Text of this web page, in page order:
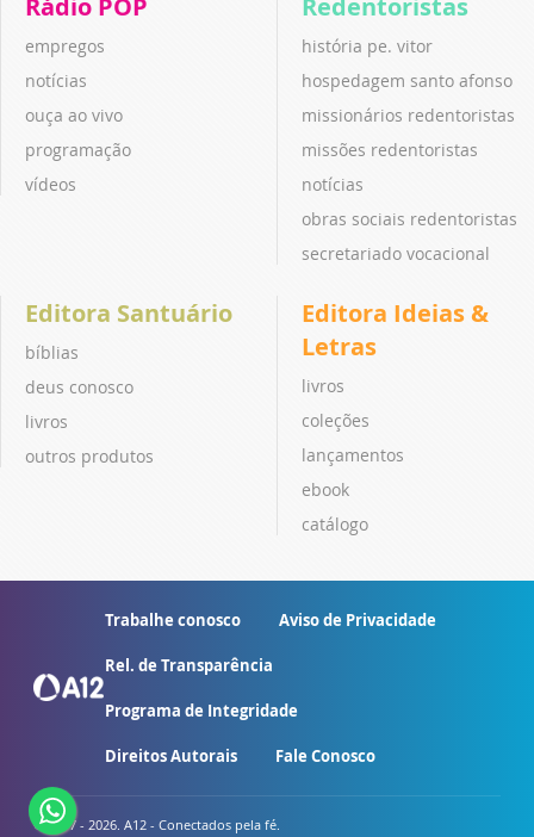
Rádio POP
empregos
notícias
ouça ao vivo
programação
vídeos
Redentoristas
história pe. vitor
hospedagem santo afonso
missionários redentoristas
missões redentoristas
notícias
obras sociais redentoristas
secretariado vocacional
Editora Santuário
bíblias
deus conosco
livros
outros produtos
Editora Ideias &
Letras
livros
coleções
lançamentos
ebook
catálogo
Trabalhe conosco Aviso de Privacidade
Rel. de Transparência
Programa de Integridade
Direitos Autorais Fale Conosco
© 2007 - 2026. A12 - Conectados pela fé.